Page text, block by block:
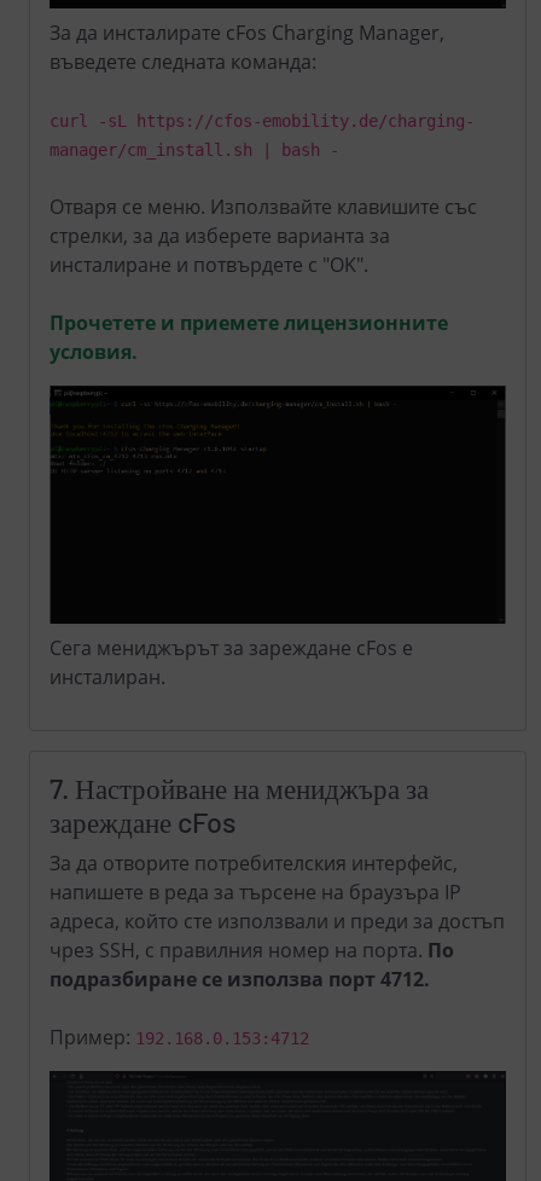
За да инсталирате cFos Charging Manager,
въведете следната команда:
curl -sL https://cfos-emobility.de/charging-
manager/cm_install.sh | bash -
Отваря се меню. Използвайте клавишите със
стрелки, за да изберете варианта за
инсталиране и потвърдете с "OK".
Прочетете и приемете лицензионните
условия.
Сега мениджърът за зареждане cFos е
инсталиран.
7. Настройване на мениджъра за
зареждане cFos
За да отворите потребителския интерфейс,
напишете в реда за търсене на браузъра IP
адреса, който сте използвали и преди за достъп
чрез SSH, с правилния номер на порта. По
подразбиране се използва порт 4712.
Пример: 192.168.0.153:4712